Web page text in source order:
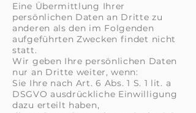
Eine Übermittlung Ihrer
persönlichen Daten an Dritte zu
anderen als den im Folgenden
aufgeführten Zwecken findet nicht
statt.
Wir geben Ihre persönlichen Daten
nur an Dritte weiter, wenn:
Sie Ihre nach Art. 6 Abs. 1 S. 1 lit. a
DSGVO ausdrückliche Einwilligung
dazu erteilt haben,